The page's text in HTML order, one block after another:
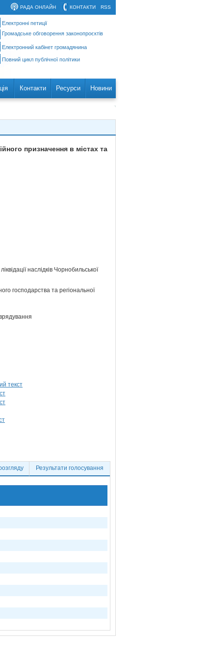
RSS
КОНТАКТИ
РАДА ОНЛАЙН
Електронні петиції
Громадське обговорення законопроєктів
Електронний кабінет громадянина
Повний цикл публічної політики
Контакти Ресурси Новини
призначення в містах та
наслідків Чорнобильської
господарства та регіональної
Результати голосування